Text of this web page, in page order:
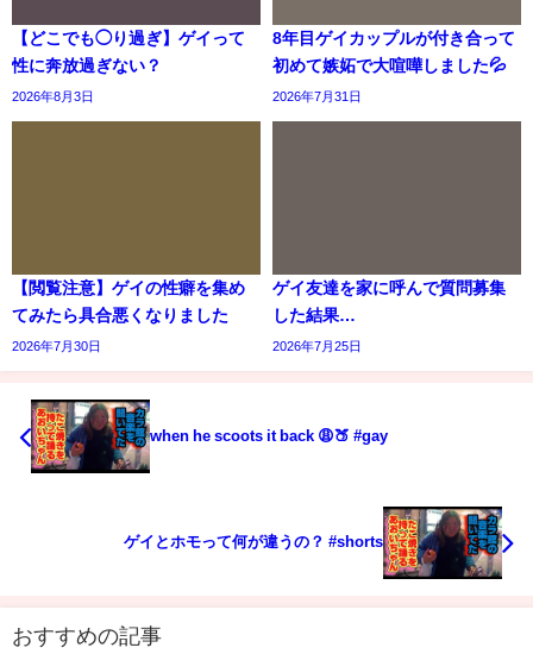
【どこでも◯り過ぎ】ゲイって
性に奔放過ぎない？
2026年8月3日
8年目ゲイカップルが付き合って
初めて嫉妬で大喧嘩しました💦
2026年7月31日
【閲覧注意】ゲイの性癖を集め
てみたら具合悪くなりました
2026年7月30日
ゲイ友達を家に呼んで質問募集
した結果…
2026年7月25日
when he scoots it back 😩🍑 #gay
ゲイとホモって何が違うの？ #shorts
おすすめの記事